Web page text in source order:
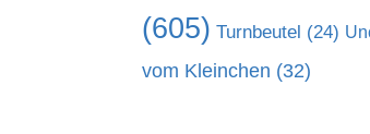
(605) Turnbeutel (24)
vom Kleinchen (32)